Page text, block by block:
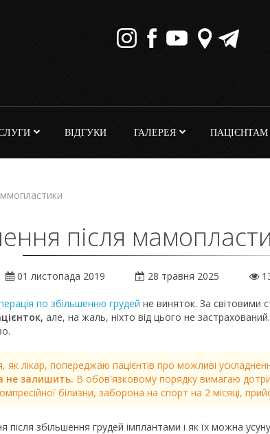
ВІДГУКИ ГАЛЕРЕЯ ПАЦІЄНТАМ
після
01 листопада 2019 28 травня 2025
по збільшенню грудей не виняток. За світовими
але, на жаль, ніхто від цього не
як лікар, попереджаю пацієнтів про можливі
не залишить. В обов'язковому порядку вимагаю
білизни, заборона на спорт на 2 місяці,
збільшення грудей імплантами і як їх можна